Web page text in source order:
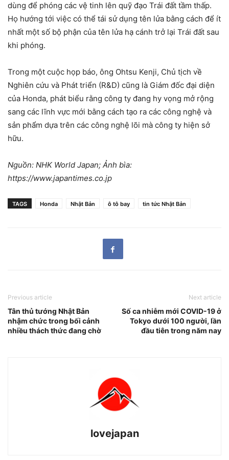
dùng để phóng các vệ tinh lên quỹ đạo Trái đất tầm thấp.
Họ hướng tới việc có thể tái sử dụng tên lửa bằng cách để ít
nhất một số bộ phận của tên lửa hạ cánh trở lại Trái đất sau
khi phóng.
Trong một cuộc họp báo, ông Ohtsu Kenji, Chủ tịch về
Nghiên cứu và Phát triển (R&D) cũng là Giám đốc đại diện
của Honda, phát biểu rằng công ty đang hy vọng mở rộng
sang các lĩnh vực mới bằng cách tạo ra các công nghệ và
sản phẩm dựa trên các công nghệ lõi mà công ty hiện sở
hữu.
Nguồn: NHK World Japan; Ảnh bìa:
https://www.japantimes.co.jp
TAGS Honda Nhật Bản ô tô bay tin tức Nhật Bản
Previous article
Tân thủ tướng Nhật Bản
nhậm chức trong bối cảnh
nhiều thách thức đang chờ
Next article
Số ca nhiễm mới COVID-19 ở
Tokyo dưới 100 người, lần
đầu tiên trong năm nay
lovejapan